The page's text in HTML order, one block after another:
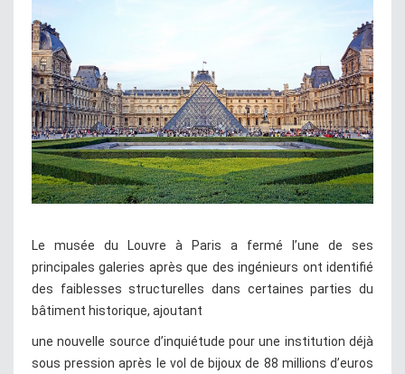
Le musée du Louvre à Paris a fermé l’une de ses
principales galeries après que des ingénieurs ont identifié
des faiblesses structurelles dans certaines parties du
bâtiment historique, ajoutant
une nouvelle source d’inquiétude pour une institution déjà
sous pression après le vol de bijoux de 88 millions d’euros